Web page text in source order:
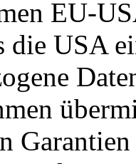
EU-
die USA